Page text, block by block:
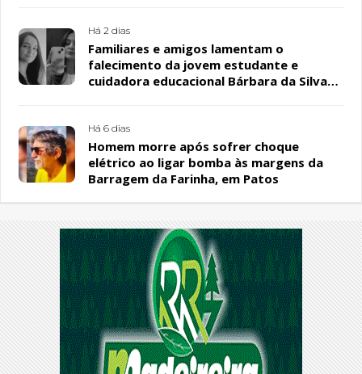
Há 2 dias
Familiares e amigos lamentam o
falecimento da jovem estudante e
cuidadora educacional Bárbara da Silva
Há 6 dias
Homem morre após sofrer choque
elétrico ao ligar bomba às margens da
Barragem da Farinha, em Patos